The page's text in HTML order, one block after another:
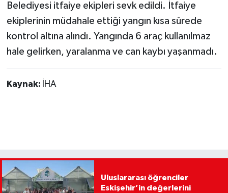
Belediyesi itfaiye ekipleri sevk edildi. İtfaiye
ekiplerinin müdahale ettiği yangın kısa sürede
kontrol altına alındı. Yangında 6 araç kullanılmaz
hale gelirken, yaralanma ve can kaybı yaşanmadı.
Kaynak: İHA
Uluslararası öğrenciler
Eskişehir’in değerlerini